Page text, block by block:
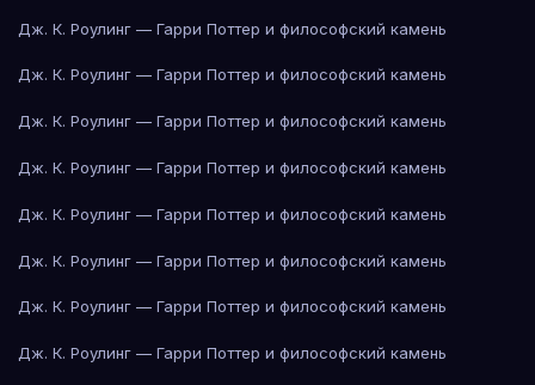
Дж. К. Роулинг — Гарри Поттер и философский камень
Дж. К. Роулинг — Гарри Поттер и философский камень
Дж. К. Роулинг — Гарри Поттер и философский камень
Дж. К. Роулинг — Гарри Поттер и философский камень
Дж. К. Роулинг — Гарри Поттер и философский камень
Дж. К. Роулинг — Гарри Поттер и философский камень
Дж. К. Роулинг — Гарри Поттер и философский камень
Дж. К. Роулинг — Гарри Поттер и философский камень